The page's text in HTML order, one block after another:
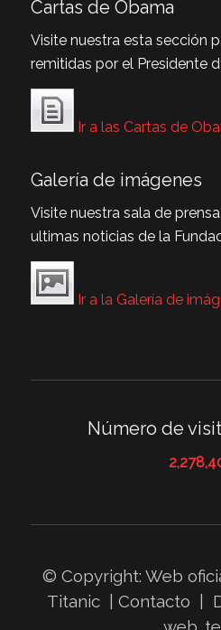
Cartas de Obama
Visite nuestra esta sección
remitidas por el Presidente
Ir a las Cartas de
Galería de imágenes
Visite nuestra sala de
ultimas noticias de la
Ir a la Galería de
Número de
© Copyright: Web
Titanic| Contacto |
web